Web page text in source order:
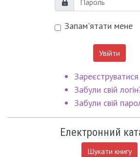
Пароль
Запам'ятати мене
Увійти
Зареєструватися
Забули свій
Забули свій
Електронний
Шукати книгу